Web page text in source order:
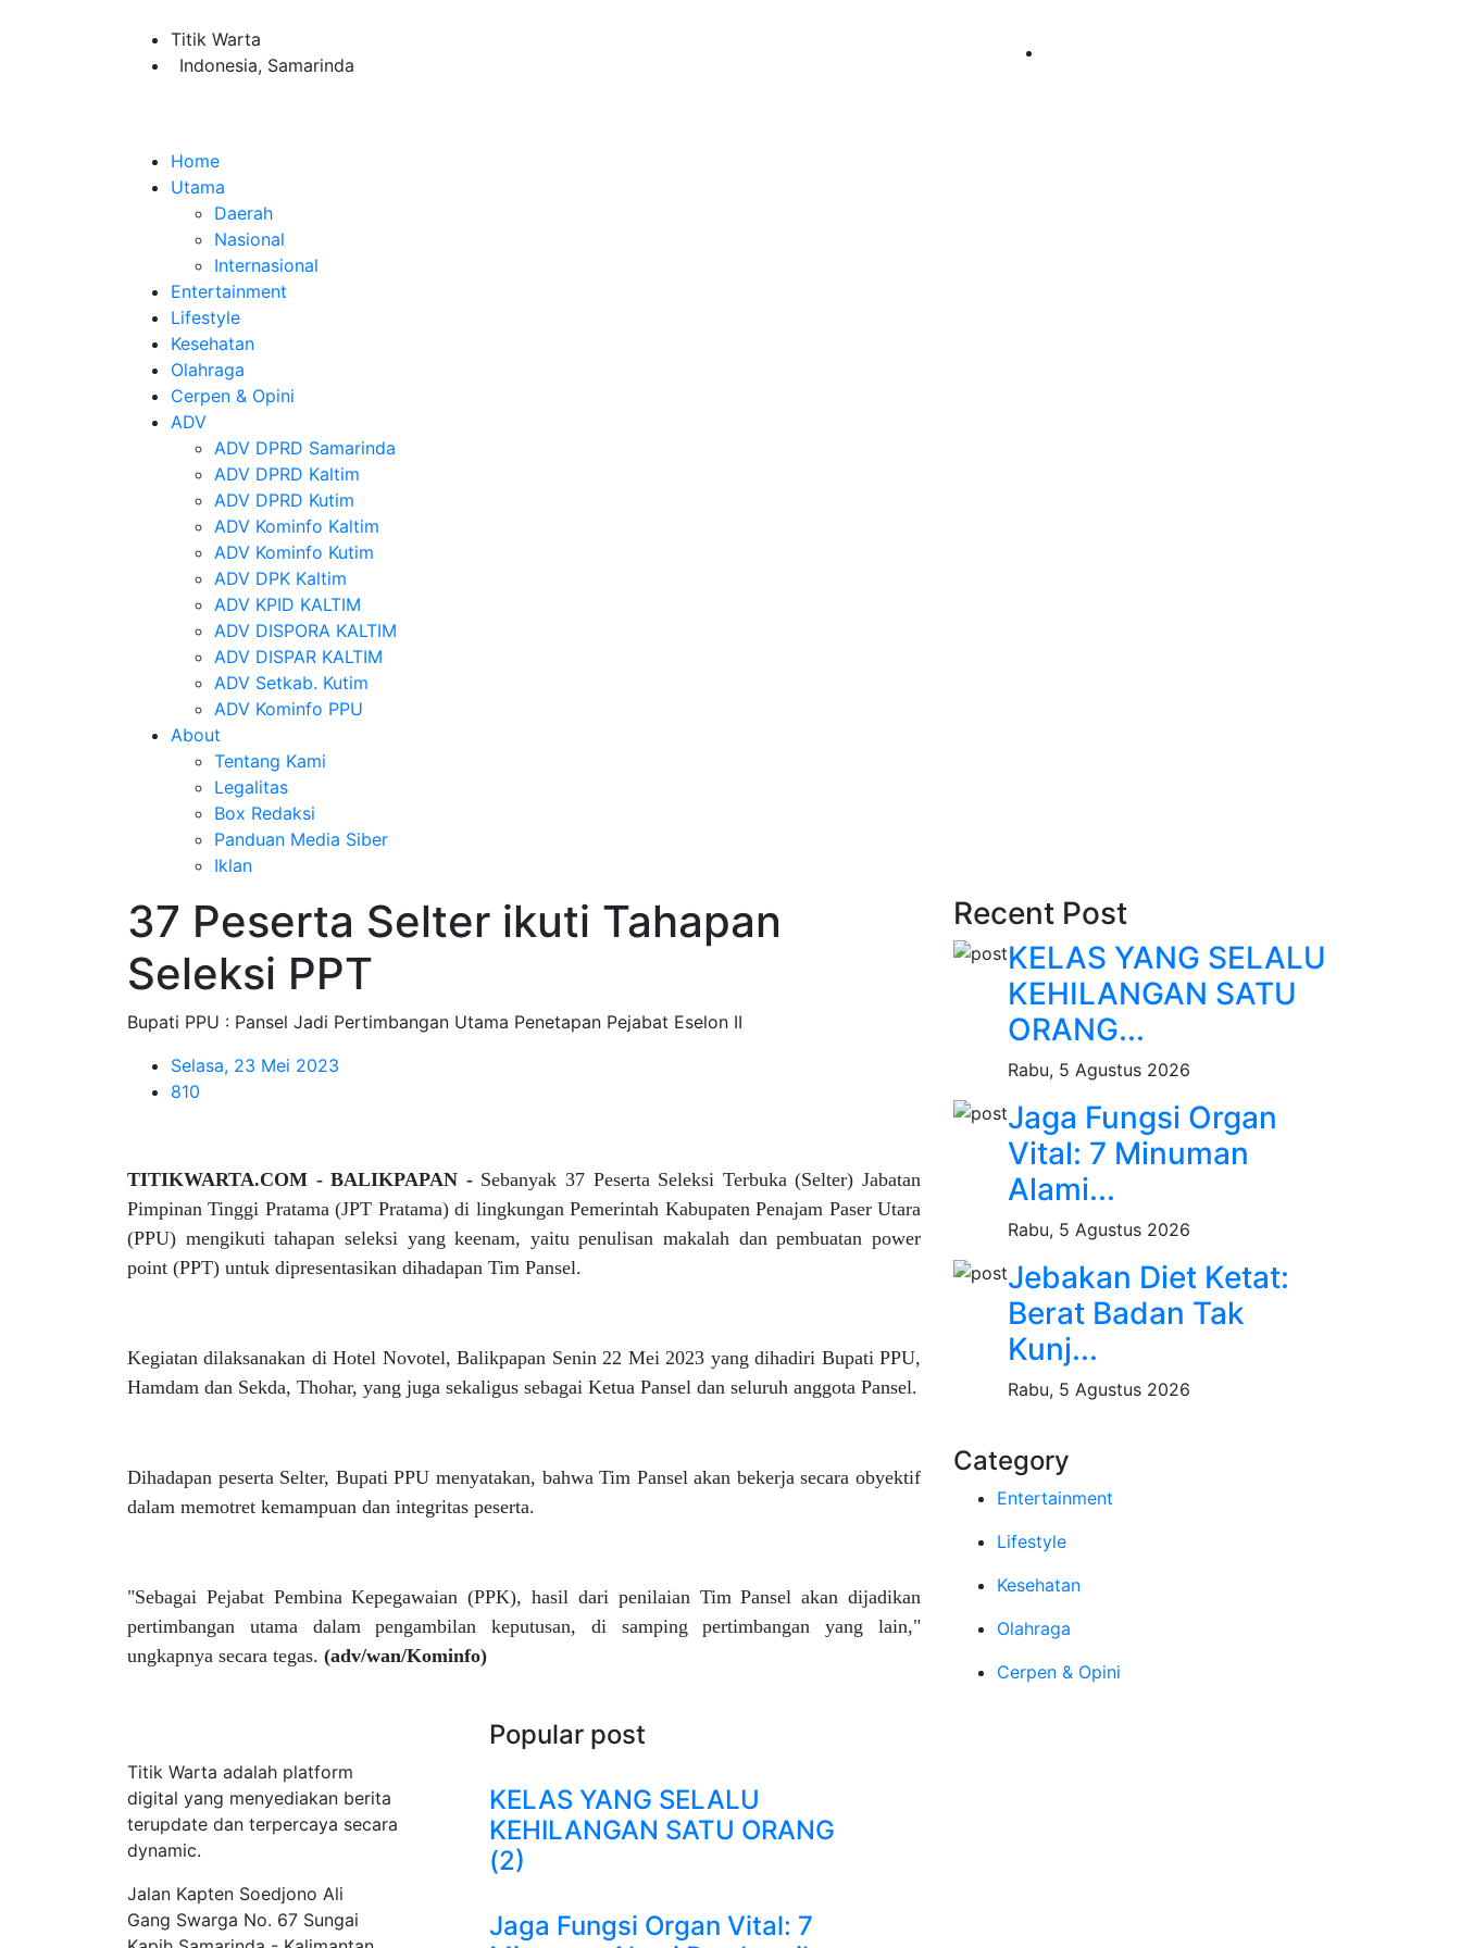
Titik Warta
Indonesia, Samarinda
Home
Utama
Daerah
Nasional
Internasional
Entertainment
Lifestyle
Kesehatan
Olahraga
Cerpen & Opini
ADV
ADV DPRD Samarinda
ADV DPRD Kaltim
ADV DPRD Kutim
ADV Kominfo Kaltim
ADV Kominfo Kutim
ADV DPK Kaltim
ADV KPID KALTIM
ADV DISPORA KALTIM
ADV DISPAR KALTIM
ADV Setkab. Kutim
ADV Kominfo PPU
About
Tentang Kami
Legalitas
Box Redaksi
Panduan Media Siber
Iklan
37 Peserta Selter ikuti Tahapan
Seleksi PPT
Bupati PPU : Pansel Jadi Pertimbangan Utama Penetapan Pejabat Eselon II
Selasa, 23 Mei 2023
810
TITIKWARTA.COM - BALIKPAPAN - Sebanyak 37 Peserta Seleksi Terbuka (Selter) Jabatan
Pimpinan Tinggi Pratama (JPT Pratama) di lingkungan Pemerintah Kabupaten Penajam Paser Utara
(PPU) mengikuti tahapan seleksi yang keenam, yaitu penulisan makalah dan pembuatan power
point (PPT) untuk dipresentasikan dihadapan Tim Pansel.
Kegiatan dilaksanakan di Hotel Novotel, Balikpapan Senin 22 Mei 2023 yang dihadiri Bupati PPU,
Hamdam dan Sekda, Thohar, yang juga sekaligus sebagai Ketua Pansel dan seluruh anggota Pansel.
Dihadapan peserta Selter, Bupati PPU menyatakan, bahwa Tim Pansel akan bekerja secara obyektif
dalam memotret kemampuan dan integritas peserta.
"Sebagai Pejabat Pembina Kepegawaian (PPK), hasil dari penilaian Tim Pansel akan dijadikan
pertimbangan utama dalam pengambilan keputusan, di samping pertimbangan yang lain,"
ungkapnya secara tegas. (adv/wan/Kominfo)
Recent Post
KELAS YANG SELALU
KEHILANGAN SATU
ORANG...
Rabu, 5 Agustus 2026
Jaga Fungsi Organ
Vital: 7 Minuman
Alami...
Rabu, 5 Agustus 2026
Jebakan Diet Ketat:
Berat Badan Tak
Kunj...
Rabu, 5 Agustus 2026
Category
Entertainment
Lifestyle
Kesehatan
Olahraga
Cerpen & Opini
Titik Warta adalah platform
digital yang menyediakan berita
terupdate dan terpercaya secara
dynamic.
Jalan Kapten Soedjono Ali
Gang Swarga No. 67 Sungai
Popular post
KELAS YANG SELALU
KEHILANGAN SATU ORANG
(2)
Jaga Fungsi Organ Vital: 7